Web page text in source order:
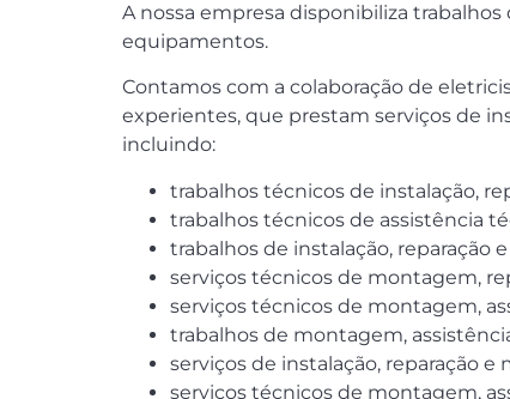
A nossa empresa disponibiliza
equipamentos.
Contamos com a colaboração de
experientes, que prestam serviços de
incluindo:
trabalhos técnicos de instalação,
trabalhos técnicos de assistência
trabalhos de instalação, reparação
serviços técnicos de montagem,
serviços técnicos de montagem,
trabalhos de montagem,
serviços de instalação, reparação
serviços técnicos de montagem,